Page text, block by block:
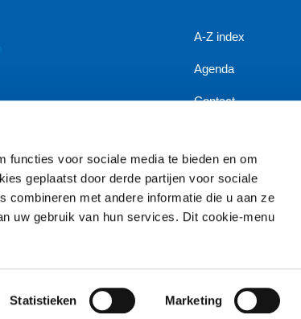
functies voor sociale media te bieden en om
geplaatst door derde partijen voor sociale
combineren met andere informatie die u aan ze
uw gebruik van hun services. Dit cookie-menu
Statistieken Marketing
A-Z index
Agenda
Contact
Nieuwsbrief
Presentaties